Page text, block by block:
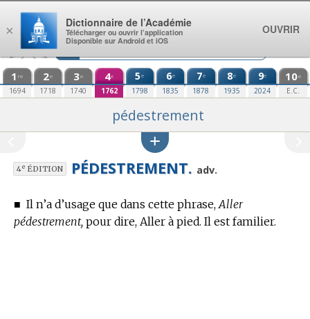
Aller au contenu
1 re
1694
2e
1718
3e
1740
4e
1762
5e
1798
6e
1835
7e
1878
8e
1935
9e
2024
10e
E.C.
pédestrement
4eÉDITION PÉDESTREMENT. adv.
■ Il n’a d’usage que dans cette phrase,Aller
pédestrement, pour dire, Aller à pied. Il est familier.
×
Dictionnaire de l’Académie
Télécharger ou ouvrir l’application
Disponible sur Android et iOS
OUVRIR